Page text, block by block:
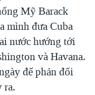
NÔNG THÔN MỸ
Mỹ Barack
mình đưa Cuba
nước hướng tới
và Havana.
để phản đối
ra.